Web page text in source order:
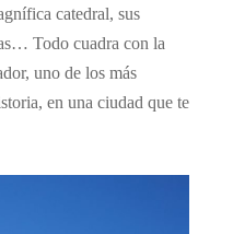
catedral, sus
Todo cuadra con la
uno de los más
en una ciudad que te